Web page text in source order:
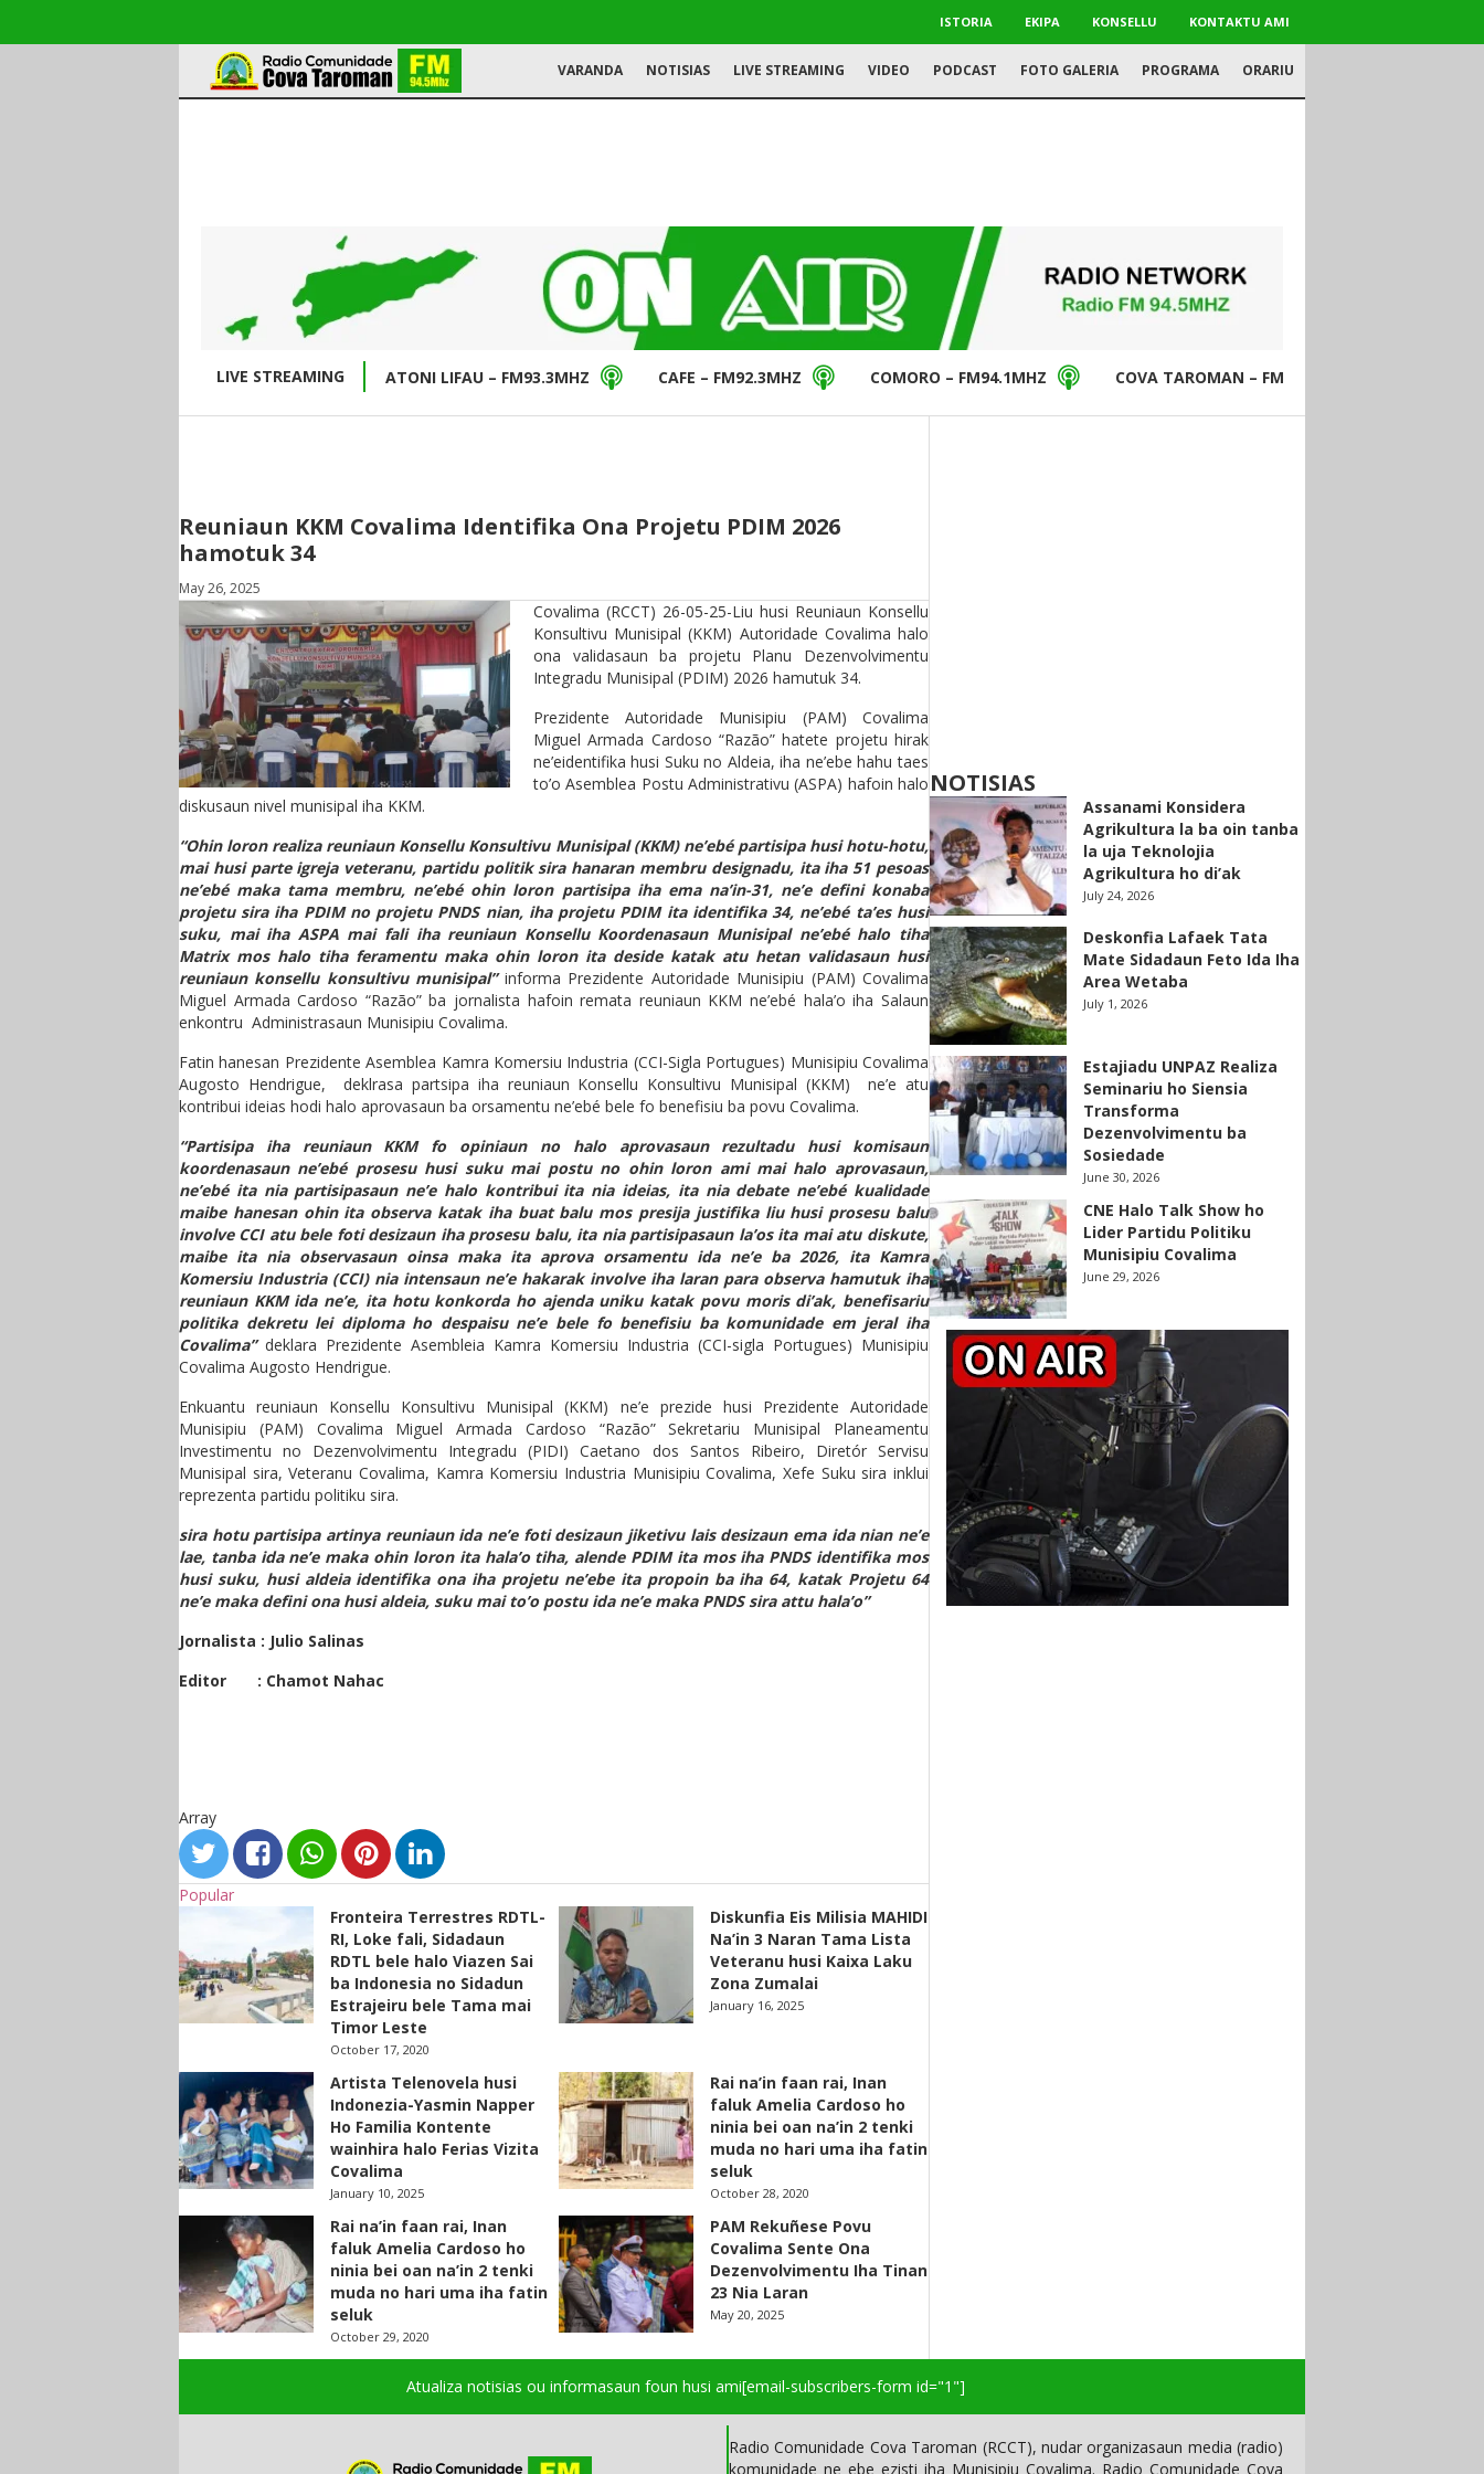
ISTORIA EKIPA KONSELLU KONTAKTU AMI
VARANDA NOTISIAS LIVE STREAMING VIDEO PODCAST FOTO GALERIA PROGRAMA ORARIU
LIVE STREAMING ATONI LIFAU – FM93.3MHZ CAFE – FM92.3MHZ COMORO – FM94.1MHZ COVA TAROMAN – FM94.5MHZ
Reuniaun KKM Covalima Identifika Ona Projetu PDIM 2026
hamotuk 34
May 26, 2025
Covalima (RCCT) 26-05-25-Liu husi Reuniaun Konsellu
Konsultivu Munisipal (KKM) Autoridade Covalima halo
ona validasaun ba projetu Planu Dezenvolvimentu
Integradu Munisipal (PDIM) 2026 hamutuk 34.
Prezidente Autoridade Munisipiu (PAM) Covalima
Miguel Armada Cardoso “Razão” hatete projetu hirak
ne’eidentifika husi Suku no Aldeia, iha ne’ebe hahu taes
to’o Asemblea Postu Administrativu (ASPA) hafoin halo
diskusaun nivel munisipal iha KKM.
“Ohin loron realiza reuniaun Konsellu Konsultivu Munisipal (KKM) ne’ebé partisipa husi hotu-hotu,
mai husi parte igreja veteranu, partidu politik sira hanaran membru designadu, ita iha 51 pesoas
ne’ebé maka tama membru, ne’ebé ohin loron partisipa iha ema na’in-31, ne’e defini konaba
projetu sira iha PDIM no projetu PNDS nian, iha projetu PDIM ita identifika 34, ne’ebé ta’es husi
suku, mai iha ASPA mai fali iha reuniaun Konsellu Koordenasaun Munisipal ne’ebé halo tiha
Matrix mos halo tiha feramentu maka ohin loron ita deside katak atu hetan validasaun husi
reuniaun konsellu konsultivu munisipal” informa Prezidente Autoridade Munisipiu (PAM) Covalima
Miguel Armada Cardoso “Razão” ba jornalista hafoin remata reuniaun KKM ne’ebé hala’o iha Salaun
enkontru Administrasaun Munisipiu Covalima.
Fatin hanesan Prezidente Asemblea Kamra Komersiu Industria (CCI-Sigla Portugues) Munisipiu Covalima
Augosto Hendrigue, deklrasa partsipa iha reuniaun Konsellu Konsultivu Munisipal (KKM) ne’e atu
kontribui ideias hodi halo aprovasaun ba orsamentu ne’ebé bele fo benefisiu ba povu Covalima.
“Partisipa iha reuniaun KKM fo opiniaun no halo aprovasaun rezultadu husi komisaun
koordenasaun ne’ebé prosesu husi suku mai postu no ohin loron ami mai halo aprovasaun,
ne’ebé ita nia partisipasaun ne’e halo kontribui ita nia ideias, ita nia debate ne’ebé kualidade
maibe hanesan ohin ita observa katak iha buat balu mos presija justifika liu husi prosesu balu
involve CCI atu bele foti desizaun iha prosesu balu, ita nia partisipasaun la’os ita mai atu diskute,
maibe ita nia observasaun oinsa maka ita aprova orsamentu ida ne’e ba 2026, ita Kamra
Komersiu Industria (CCI) nia intensaun ne’e hakarak involve iha laran para observa hamutuk iha
reuniaun KKM ida ne’e, ita hotu konkorda ho ajenda uniku katak povu moris di’ak, benefisariu
politika dekretu lei diploma ho despaisu ne’e bele fo benefisiu ba komunidade em jeral iha
Covalima”deklara Prezidente Asembleia Kamra Komersiu Industria (CCI-sigla Portugues) Munisipiu
Covalima Augosto Hendrigue.
Enkuantu reuniaun Konsellu Konsultivu Munisipal (KKM) ne’e prezide husi Prezidente Autoridade
Munisipiu (PAM) Covalima Miguel Armada Cardoso “Razão” Sekretariu Munisipal Planeamentu
Investimentu no Dezenvolvimentu Integradu (PIDI) Caetano dos Santos Ribeiro, Diretór Servisu
Munisipal sira, Veteranu Covalima, Kamra Komersiu Industria Munisipiu Covalima, Xefe Suku sira inklui
reprezenta partidu politiku sira.
sira hotu partisipa artinya reuniaun ida ne’e foti desizaun jiketivu lais desizaun ema ida nian ne’e
lae, tanba ida ne’e maka ohin loron ita hala’o tiha, alende PDIM ita mos iha PNDS identifika mos
husi suku, husi aldeia identifika ona iha projetu ne’ebe ita propoin ba iha 64, katak Projetu 64
ne’e maka defini ona husi aldeia, suku mai to’o postu ida ne’e maka PNDS sira attu hala’o”
Jornalista : Julio Salinas
Editor : Chamot Nahac
Array
Popular
Fronteira Terrestres RDTL-
RI, Loke fali, Sidadaun
RDTL bele halo Viazen Sai
ba Indonesia no Sidadun
Estrajeiru bele Tama mai
Timor Leste
October 17, 2020
Diskunfia Eis Milisia MAHIDI
Na’in 3 Naran Tama Lista
Veteranu husi Kaixa Laku
Zona Zumalai
January 16, 2025
Artista Telenovela husi
Indonezia-Yasmin Napper
Ho Familia Kontente
wainhira halo Ferias Vizita
Covalima
January 10, 2025
Rai na’in faan rai, Inan
faluk Amelia Cardoso ho
ninia bei oan na’in 2 tenki
muda no hari uma iha fatin
seluk
October 28, 2020
Rai na’in faan rai, Inan
faluk Amelia Cardoso ho
ninia bei oan na’in 2 tenki
muda no hari uma iha fatin
seluk
October 29, 2020
PAM Rekuñese Povu
Covalima Sente Ona
Dezenvolvimentu Iha Tinan
23 Nia Laran
May 20, 2025
NOTISIAS
Assanami Konsidera
Agrikultura la ba oin tanba
la uja Teknolojia
Agrikultura ho di’ak
July 24, 2026
Deskonfia Lafaek Tata
Mate Sidadaun Feto Ida Iha
Area Wetaba
July 1, 2026
Estajiadu UNPAZ Realiza
Seminariu ho Siensia
Transforma
Dezenvolvimentu ba
Sosiedade
June 30, 2026
CNE Halo Talk Show ho
Lider Partidu Politiku
Munisipiu Covalima
June 29, 2026
Atualiza notisias ou informasaun foun husi ami[email-subscribers-form id="1"]
Radio Comunidade Cova Taroman (RCCT), nudar organizasaun media (radio)
komunidade ne ebe ezisti iha Munisipiu Covalima. Radio Comunidade Cova